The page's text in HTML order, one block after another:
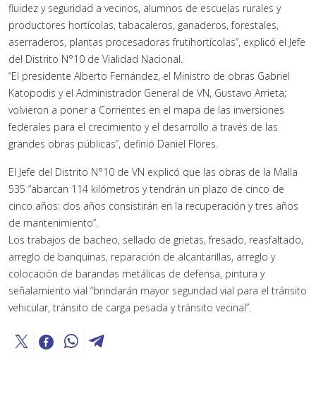
fluidez y seguridad a vecinos, alumnos de escuelas rurales y
productores hortícolas, tabacaleros, ganaderos, forestales,
aserraderos, plantas procesadoras frutihortícolas”, explicó el Jefe
del Distrito N°10 de Vialidad Nacional.
“El presidente Alberto Fernández, el Ministro de obras Gabriel
Katopodis y el Administrador General de VN, Gustavo Arrieta;
volvieron a poner a Corrientes en el mapa de las inversiones
federales para el crecimiento y el desarrollo a través de las
grandes obras públicas”, definió Daniel Flores.
El Jefe del Distrito N°10 de VN explicó que las obras de la Malla
535 “abarcan 114 kilómetros y tendrán un plazo de cinco de
cinco años: dos años consistirán en la recuperación y tres años
de mantenimiento”.
Los trabajos de bacheo, sellado de grietas, fresado, reasfaltado,
arreglo de banquinas, reparación de alcantarillas, arreglo y
colocación de barandas metálicas de defensa, pintura y
señalamiento vial “brindarán mayor seguridad vial para el tránsito
vehicular, tránsito de carga pesada y tránsito vecinal”.